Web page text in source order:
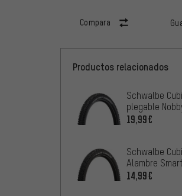
Compara
Productos relacionados
Schwalbe
plegable
Performance
19,99€
Schwalbe
Alambre
Performance
14,99€